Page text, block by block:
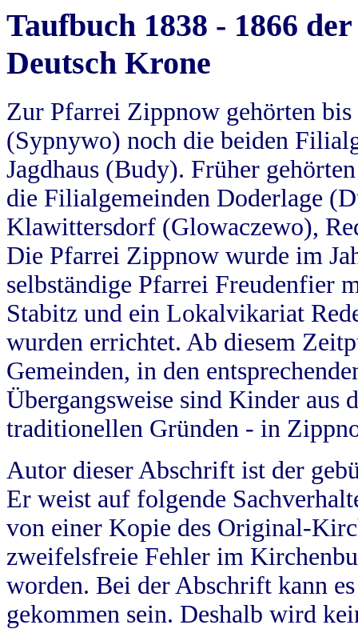
Taufbuch 1838 - 1866
Deutsch Krone
Zur Pfarrei Zippnow gehörten
(Sypnywo) noch die beiden
Jagdhaus (Budy). Früher
die Filialgemeinden Doderlage
Klawittersdorf (Glowaczewo),
Die Pfarrei Zippnow wurde im
selbständige Pfarrei Freudenfier
Stabitz und ein Lokalvikariat
wurden errichtet. Ab diesem
Gemeinden, in den
Übergangsweise sind Kinder aus
traditionellen Gründen - in
Autor dieser Abschrift ist der
Er weist auf folgende
von einer Kopie des Original-
zweifelsfreie Fehler im
worden. Bei der Abschrift kann
gekommen sein. Deshalb wird